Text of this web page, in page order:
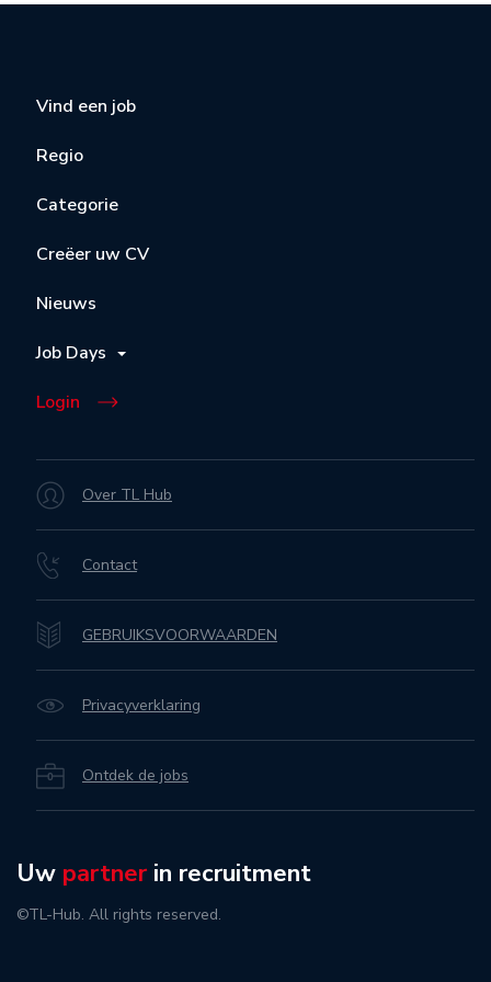
Vind een job
Regio
Categorie
Creëer uw CV
Nieuws
Job Days
Login
Over TL Hub
Contact
GEBRUIKSVOORWAARDEN
Privacyverklaring
Ontdek de jobs
Uw partner in recruitment
©TL-Hub. All rights reserved.